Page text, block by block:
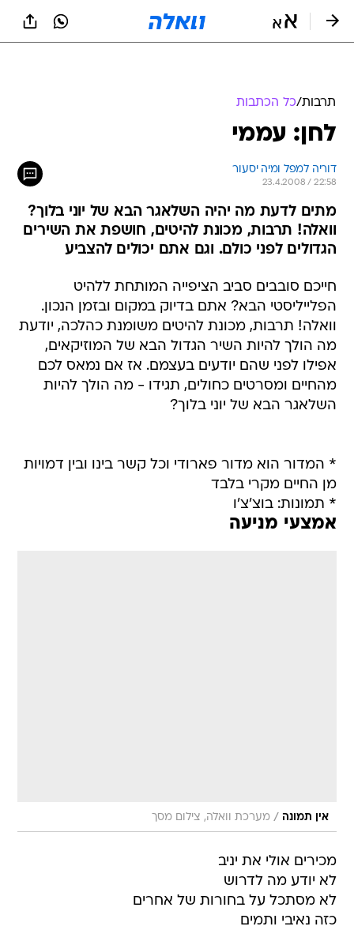
תרבות/כל הכתבות
לחן: עממי
דוריה למפל ומיה יסעור
23.4.2008 / 22:58
מתים לדעת מה יהיה השלאגר הבא של יוני בלוך?
וואלה! תרבות, מכונת להיטים, חושפת את השירים
הגדולים לפני כולם. וגם אתם יכולים להצביע
חייכם סובבים סביב הציפייה המותחת ללהיט
הפלייליסטי הבא? אתם בדיוק במקום ובזמן הנכון.
וואלה! תרבות, מכונת להיטים משומנת כהלכה, יודעת
מה הולך להיות השיר הגדול הבא של המוזיקאים,
אפילו לפני שהם יודעים בעצמם. אז אם נמאס לכם
מהחיים ומסרטים כחולים, תגידו - מה הולך להיות
השלאגר הבא של יוני בלוך?
* המדור הוא מדור פארודי וכל קשר בינו ובין דמויות
מן החיים מקרי בלבד
* תמונות: בוצ'צ'ו
אמצעי מניעה
אין תמונה / מערכת וואלה, צילום מסך
מכירים אולי את יניב
לא יודע מה לדרוש
לא מסתכל על בחורות של אחרים
כזה נאיבי ותמים